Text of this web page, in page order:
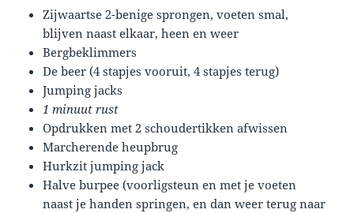
Zijwaartse 2-benige sprongen, voeten smal,
blijven naast elkaar, heen en weer
Bergbeklimmers
De beer (4 stapjes vooruit, 4 stapjes terug)
Jumping jacks
1 minuut rust
Opdrukken met 2 schoudertikken afwissen
Marcherende heupbrug
Hurkzit jumping jack
Halve burpee (voorligsteun en met je voeten
naast je handen springen, en dan weer terug naar